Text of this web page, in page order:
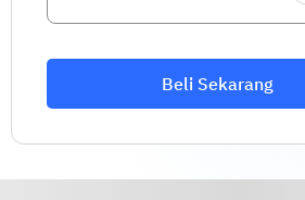
Beli Sekarang